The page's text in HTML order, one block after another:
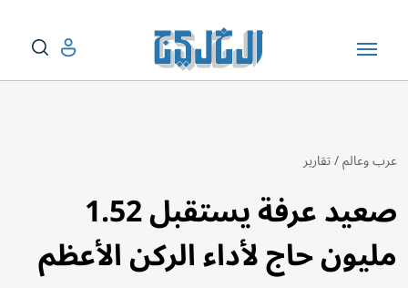
عرب وعالم/تقارير
صعيد عرفة يستقبل 1.52
مليون حاج لأداء الركن الأعظم